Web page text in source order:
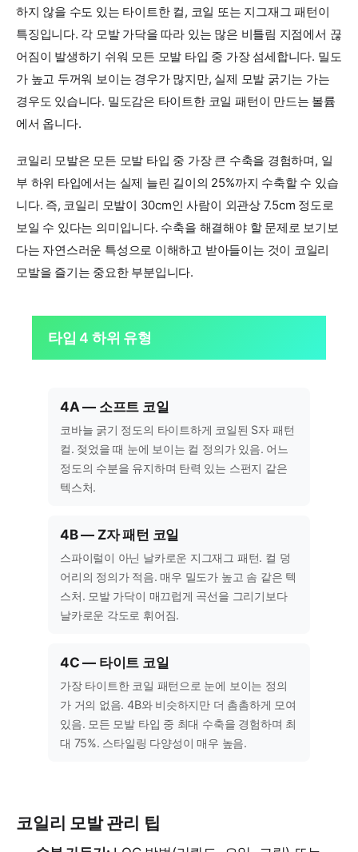
하지 않을 수도 있는 타이트한 컬, 코일 또는 지그재그 패턴이
특징입니다. 각 모발 가닥을 따라 있는 많은 비틀림 지점에서 끊
어짐이 발생하기 쉬워 모든 모발 타입 중 가장 섬세합니다. 밀도
가 높고 두꺼워 보이는 경우가 많지만, 실제 모발 굵기는 가는
경우도 있습니다. 밀도감은 타이트한 코일 패턴이 만드는 볼륨
에서 옵니다.
코일리 모발은 모든 모발 타입 중 가장 큰 수축을 경험하며, 일
부 하위 타입에서는 실제 늘린 길이의 25%까지 수축할 수 있습
니다. 즉, 코일리 모발이 30cm인 사람이 외관상 7.5cm 정도로
보일 수 있다는 의미입니다. 수축을 해결해야 할 문제로 보기보
다는 자연스러운 특성으로 이해하고 받아들이는 것이 코일리
모발을 즐기는 중요한 부분입니다.
타입 4 하위 유형
4A — 소프트 코일
코바늘 굵기 정도의 타이트하게 코일된 S자 패턴
컬. 젖었을 때 눈에 보이는 컬 정의가 있음. 어느
정도의 수분을 유지하며 탄력 있는 스펀지 같은
텍스처.
4B — Z자 패턴 코일
스파이럴이 아닌 날카로운 지그재그 패턴. 컬 덩
어리의 정의가 적음. 매우 밀도가 높고 솜 같은 텍
스처. 모발 가닥이 매끄럽게 곡선을 그리기보다
날카로운 각도로 휘어짐.
4C — 타이트 코일
가장 타이트한 코일 패턴으로 눈에 보이는 정의
가 거의 없음. 4B와 비슷하지만 더 촘촘하게 모여
있음. 모든 모발 타입 중 최대 수축을 경험하며 최
대 75%. 스타일링 다양성이 매우 높음.
코일리 모발 관리 팁